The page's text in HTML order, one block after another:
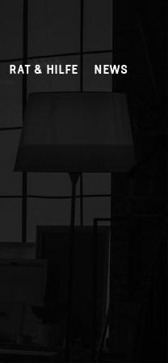
RAT & HILFE NEWS